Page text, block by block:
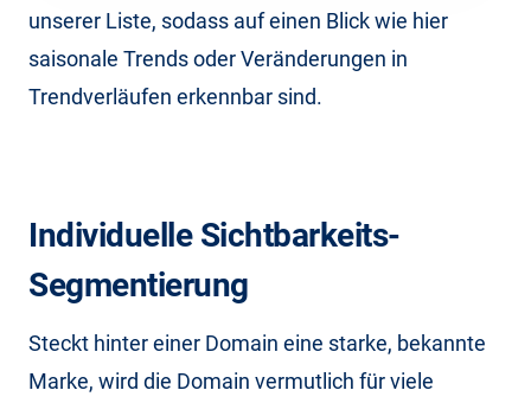
unserer Liste, sodass auf einen Blick wie hier
saisonale Trends oder Veränderungen in
Trendverläufen erkennbar sind.
Individuelle Sichtbarkeits-
Segmentierung
Steckt hinter einer Domain eine starke, bekannte
Marke, wird die Domain vermutlich für viele